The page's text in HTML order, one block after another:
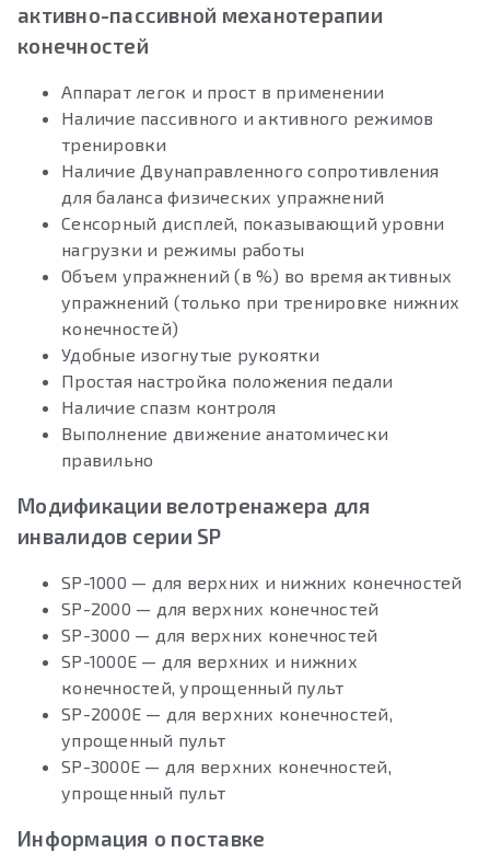
активно-пассивной механотерапии
конечностей
Аппарат легок и прост в применении
Наличие пассивного и активного режимов
тренировки
Наличие Двунаправленного сопротивления
для баланса физических упражнений
Сенсорный дисплей, показывающий уровни
нагрузки и режимы работы
Объем упражнений (в %) во время активных
упражнений (только при тренировке нижних
конечностей)
Удобные изогнутые рукоятки
Простая настройка положения педали
Наличие спазм контроля
Выполнение движение анатомически
правильно
Модификации велотренажера для
инвалидов серии SP
SP-1000 — для верхних и нижних конечностей
SP-2000 — для верхних конечностей
SP-3000 — для верхних конечностей
SP-1000E — для верхних и нижних
конечностей, упрощенный пульт
SP-2000E — для верхних конечностей,
упрощенный пульт
SP-3000E — для верхних конечностей,
упрощенный пульт
Информация о поставке